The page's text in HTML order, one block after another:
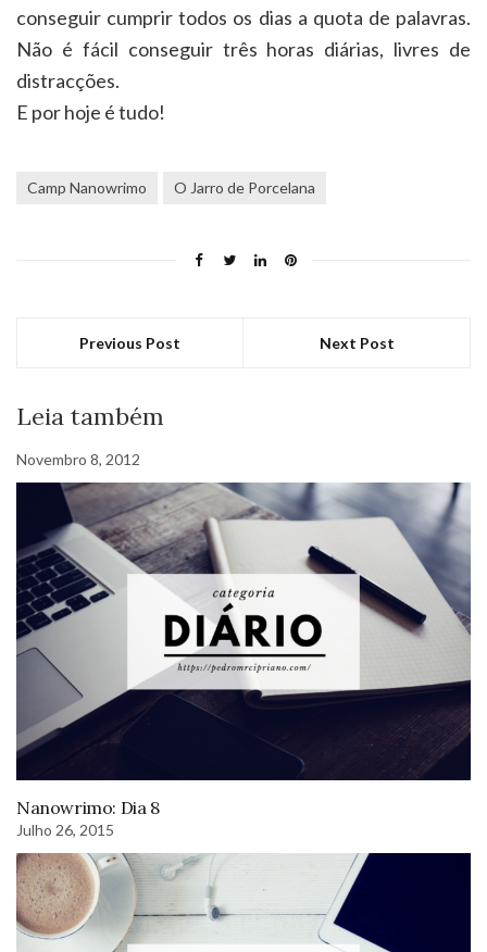
conseguir cumprir todos os dias a quota de palavras.
Não é fácil conseguir três horas diárias, livres de
distracções.
E por hoje é tudo!
Camp Nanowrimo O Jarro de Porcelana
Previous Post Next Post
Leia também
Novembro 8, 2012
Nanowrimo: Dia 8
Julho 26, 2015